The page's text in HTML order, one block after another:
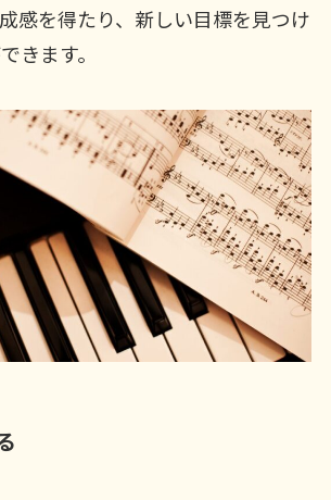
感を得たり、新しい目標を見つけ
きます。